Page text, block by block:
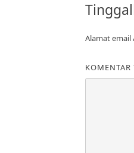
Alamat email
KOMENTAR